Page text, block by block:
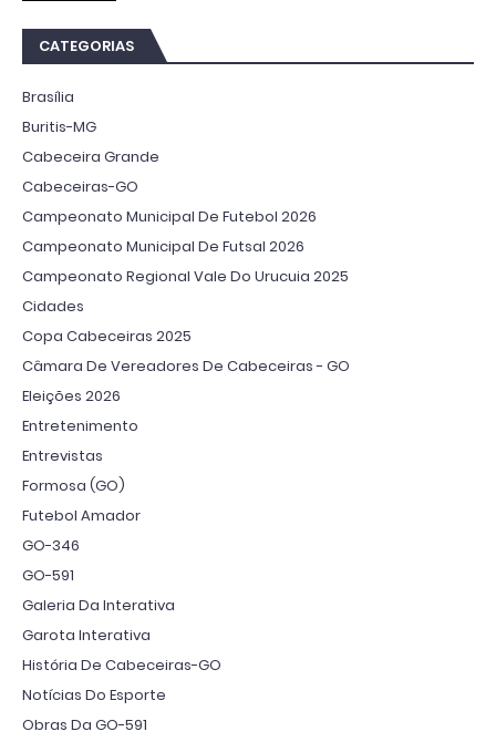
CATEGORIAS
Brasília
Buritis-MG
Cabeceira Grande
Cabeceiras-GO
Campeonato Municipal De Futebol 2026
Campeonato Municipal De Futsal 2026
Campeonato Regional Vale Do Urucuia 2025
Cidades
Copa Cabeceiras 2025
Câmara De Vereadores De Cabeceiras - GO
Eleições 2026
Entretenimento
Entrevistas
Formosa (GO)
Futebol Amador
GO-346
GO-591
Galeria Da Interativa
Garota Interativa
História De Cabeceiras-GO
Notícias Do Esporte
Obras Da GO-591